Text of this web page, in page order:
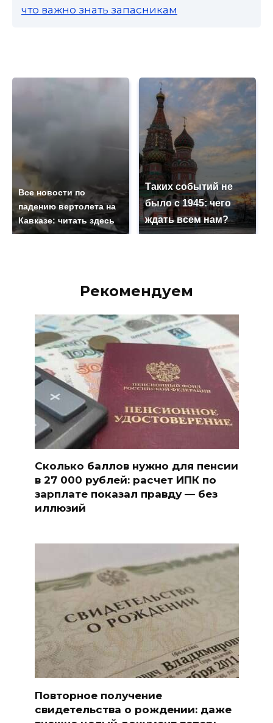
что важно знать запасникам
Все новости по
падению вертолета на
Кавказе: читать здесь
Таких событий не
было с 1945: чего
ждать всем нам?
Рекомендуем
Сколько баллов нужно для пенсии
в 27 000 рублей: расчет ИПК по
зарплате показал правду — без
иллюзий
Повторное получение
свидетельства о рождении: даже